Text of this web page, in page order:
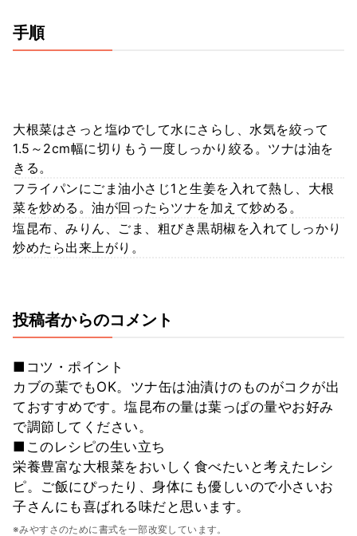
手順
大根菜はさっと塩ゆでして水にさらし、水気を絞って
1.5～2cm幅に切りもう一度しっかり絞る。ツナは油を
きる。
フライパンにごま油小さじ1と生姜を入れて熱し、大根
菜を炒める。油が回ったらツナを加えて炒める。
塩昆布、みりん、ごま、粗びき黒胡椒を入れてしっかり
炒めたら出来上がり。
投稿者からのコメント
■コツ・ポイント
カブの葉でもOK。ツナ缶は油漬けのものがコクが出
ておすすめです。塩昆布の量は葉っぱの量やお好み
で調節してください。
■このレシピの生い立ち
栄養豊富な大根菜をおいしく食べたいと考えたレシ
ピ。ご飯にぴったり、身体にも優しいので小さいお
子さんにも喜ばれる味だと思います。
※みやすさのために書式を一部改変しています。